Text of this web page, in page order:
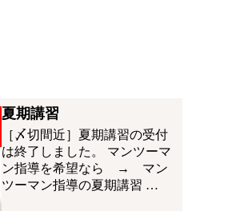
夏期講習
［〆切間近］夏期講習の受付
は終了しました。 マンツーマ
ン指導を希望なら → マン
ツーマン指導の夏期講習 …